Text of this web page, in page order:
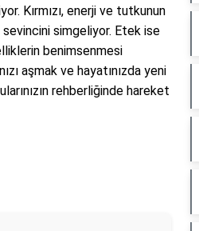
Kırmızı, enerji ve tutkunun
sevincini simgeliyor. Etek ise
benimsenmesi
aşmak ve hayatınızda yeni
rehberliğinde hareket